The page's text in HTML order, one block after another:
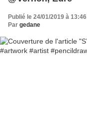
Publié le 24/01/2019 à 13:46
Par gedane